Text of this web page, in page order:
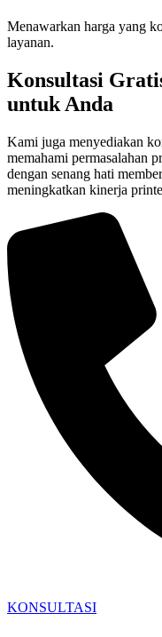
Menawarkan harga yang
layanan.
Konsultasi
untuk Anda
Kami juga menyediakan
memahami permasalahan
dengan senang hati
meningkatkan kinerja
KONSULTASI